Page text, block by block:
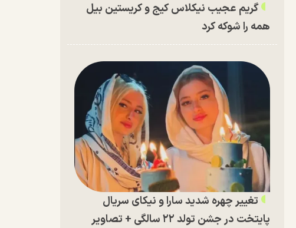
گریم عجیب نیکلاس کیج و کریستین بیل
همه را شوکه کرد
تغییر چهره شدید سارا و نیکای سریال
پایتخت در جشن تولد ۲۲ سالگی + تصاویر